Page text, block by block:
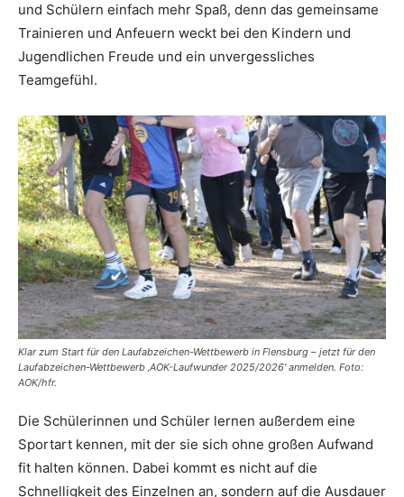
und Schülern einfach mehr Spaß, denn das gemeinsame
Trainieren und Anfeuern weckt bei den Kindern und
Jugendlichen Freude und ein unvergessliches
Teamgefühl.
Klar zum Start für den Laufabzeichen-Wettbewerb in Flensburg – jetzt für den
Laufabzeichen-Wettbewerb ‚AOK-Laufwunder 2025/2026′ anmelden. Foto:
AOK/hfr.
Die Schülerinnen und Schüler lernen außerdem eine
Sportart kennen, mit der sie sich ohne großen Aufwand
fit halten können. Dabei kommt es nicht auf die
Schnelligkeit des Einzelnen an, sondern auf die Ausdauer